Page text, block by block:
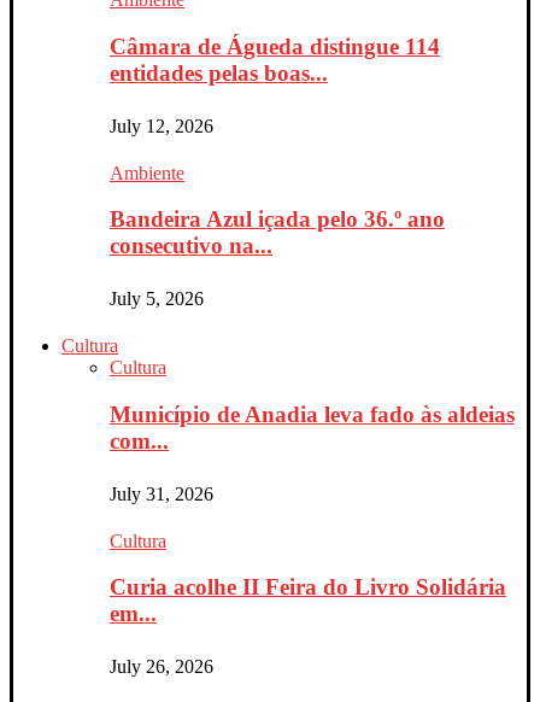
Câmara de Águeda distingue 114
entidades pelas boas...
July 12, 2026
Ambiente
Bandeira Azul içada pelo 36.º ano
consecutivo na...
July 5, 2026
Cultura
Cultura
Município de Anadia leva fado às aldeias
com...
July 31, 2026
Cultura
Curia acolhe II Feira do Livro Solidária
em...
July 26, 2026